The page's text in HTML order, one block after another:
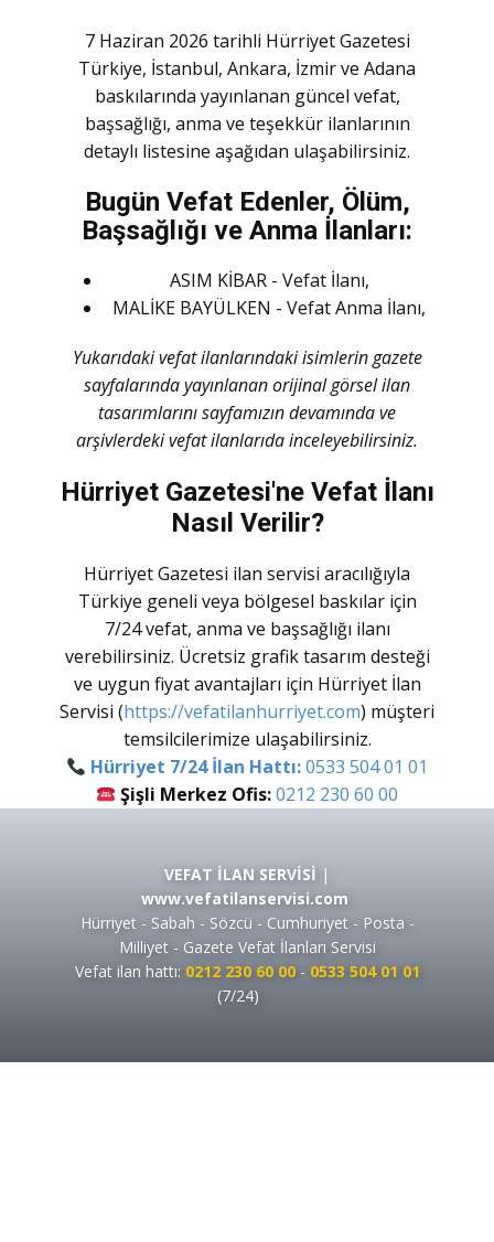
7 Haziran 2026 tarihli Hürriyet Gazetesi
Türkiye, İstanbul, Ankara, İzmir ve Adana
baskılarında yayınlanan güncel vefat,
başsağlığı, anma ve teşekkür ilanlarının
detaylı listesine aşağıdan ulaşabilirsiniz.
Bugün Vefat Edenler, Ölüm,
Başsağlığı ve Anma İlanları:
ASIM KİBAR - Vefat İlanı,
MALİKE BAYÜLKEN - Vefat Anma İlanı,
Yukarıdaki vefat ilanlarındaki isimlerin gazete
sayfalarında yayınlanan orijinal görsel ilan
tasarımlarını sayfamızın devamında ve
arşivlerdeki vefat ilanlarıda inceleyebilirsiniz.
Hürriyet Gazetesi'ne Vefat İlanı
Nasıl Verilir?
Hürriyet Gazetesi ilan servisi aracılığıyla
Türkiye geneli veya bölgesel baskılar için
7/24 vefat, anma ve başsağlığı ilanı
verebilirsiniz. Ücretsiz grafik tasarım desteği
ve uygun fiyat avantajları için Hürriyet İlan
Servisi (https://vefatilanhurriyet.com) müşteri
temsilcilerimize ulaşabilirsiniz.
Hürriyet 7/24 İlan Hattı:0533 504 01 01
Şişli Merkez Ofis:0212 230 60 00
VEFAT İLAN SERVİSİ |
www.vefatilanservisi.com
Hürriyet - Sabah - Sözcü - Cumhuriyet - Posta -
Milliyet - Gazete Vefat İlanları Servisi
Vefat ilan hattı: 0212 230 60 00 - 0533 504 01 01
(7/24)